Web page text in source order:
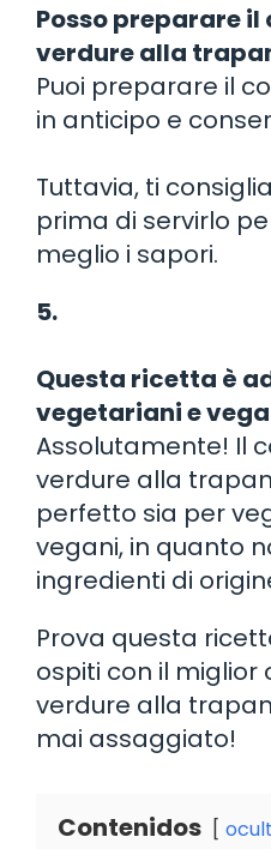
Posso preparare il
verdure alla
Puoi preparare il
in anticipo e
Tuttavia, ti
prima di servirlo
meglio i sapori.
5.
Questa ricetta è
vegetariani e
Assolutamente! Il
verdure alla
perfetto sia per
vegani, in quanto
ingredienti di
Prova questa
ospiti con il miglior
verdure alla
mai assaggiato!
Contenidos